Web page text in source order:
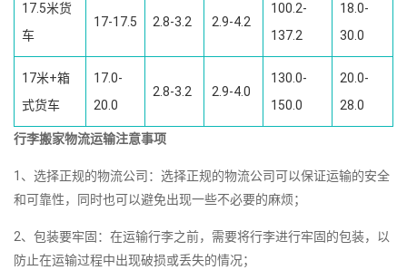
17.5米货
车
17-17.5 2.8-3.2 2.9-4.2
100.2-
137.2
18.0-
30.0
17米+箱
式货车
17.0-
20.0
2.8-3.2 2.9-4.0
130.0-
150.0
20.0-
28.0
行李搬家物流运输注意事项
1、选择正规的物流公司：选择正规的物流公司可以保证运输的安全
和可靠性，同时也可以避免出现一些不必要的麻烦；
2、包装要牢固：在运输行李之前，需要将行李进行牢固的包装，以
防止在运输过程中出现破损或丢失的情况；